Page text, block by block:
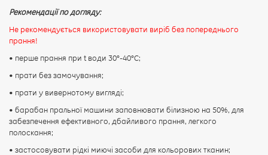
Рекомендації по догляду:
Не рекомендується використовувати виріб без попереднього
прання!
• перше прання при t води 30°-40°C;
• прати без замочування;
• прати у вивернотому вигляді;
• барабан пральної машини заповнювати білизною на 50%, для
забезпечення ефективного, дбайливого прання, легкого
полоскання;
• застосовувати рідкі миючі засоби для кольорових тканин;